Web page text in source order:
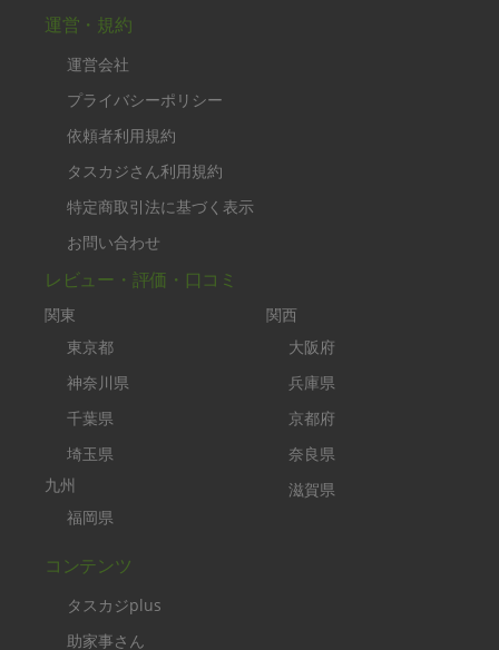
運営・規約
運営会社
プライバシーポリシー
依頼者利用規約
タスカジさん利用規約
特定商取引法に基づく表示
お問い合わせ
レビュー・評価・口コミ
関東
東京都
神奈川県
千葉県
埼玉県
九州
福岡県
関西
大阪府
兵庫県
京都府
奈良県
滋賀県
コンテンツ
タスカジplus
助家事さん